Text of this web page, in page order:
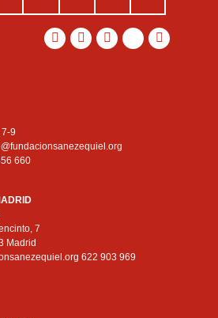
9
660
7
Madrid
622 903 969